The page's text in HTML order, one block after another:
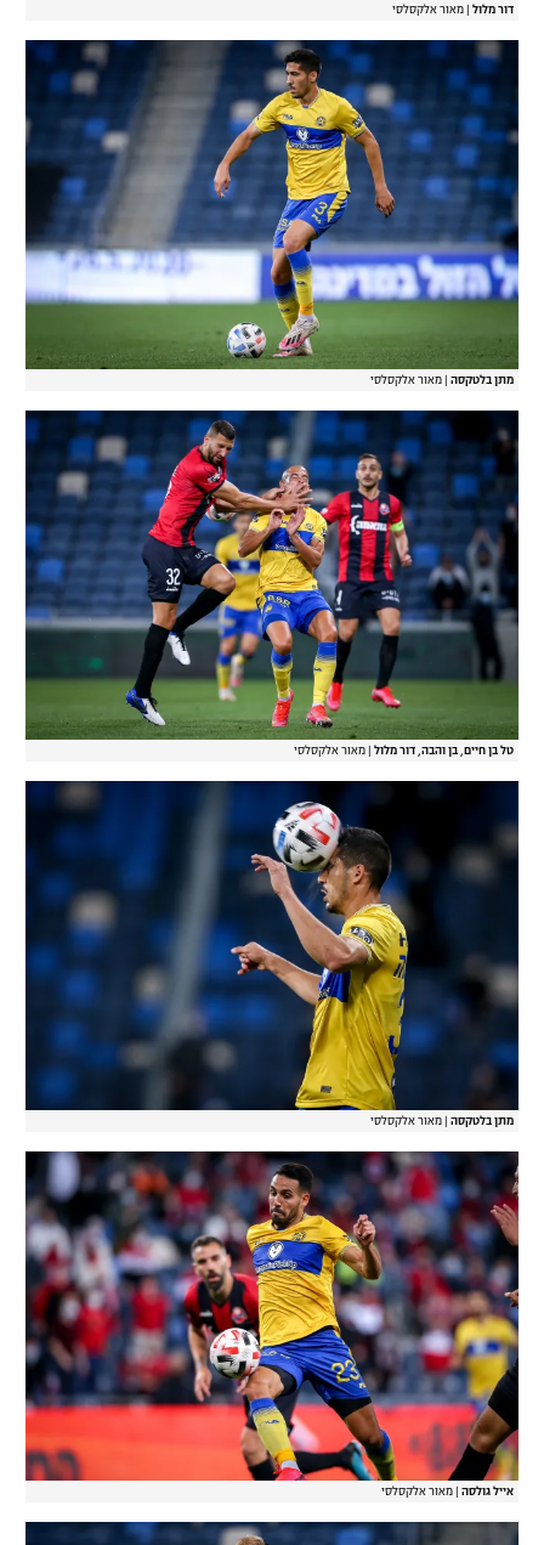
דור מלול מאור אלקסלסי
מתן בלטקסה מאור אלקסלסי
טל בן חיים, בן והבה, דור מלול מאור אלקסלסי
מתן בלטקסה מאור אלקסלסי
אייל גולסה מאור אלקסלסי